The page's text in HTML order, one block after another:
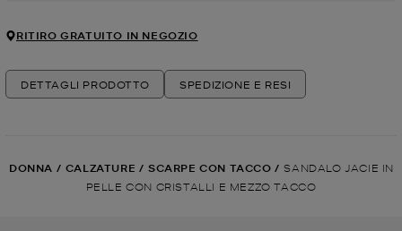
RITIRO GRATUITO IN NEGOZIO
DETTAGLI PRODOTTO SPEDIZIONE E RESI
DONNA / CALZATURE / SCARPE CON TACCO / SANDALO JACIE IN
PELLE CON CRISTALLI E MEZZO TACCO